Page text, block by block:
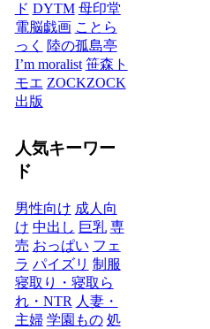
ド DYTM 母印堂
電脳戯画 ことら
っく
陸の孤島亭
I’m moralist 笹森ト
モエ ZOCKZOCK
出版
人気キーワー
ド
男性向け 成人向
け 中出し 巨乳 専
売 おっぱい フェ
ラ パイズリ 制服
寝取り・寝取ら
れ・NTR 人妻・
主婦 学園もの 処